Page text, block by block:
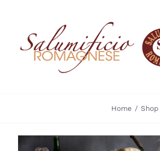
contenuto
Home Shop